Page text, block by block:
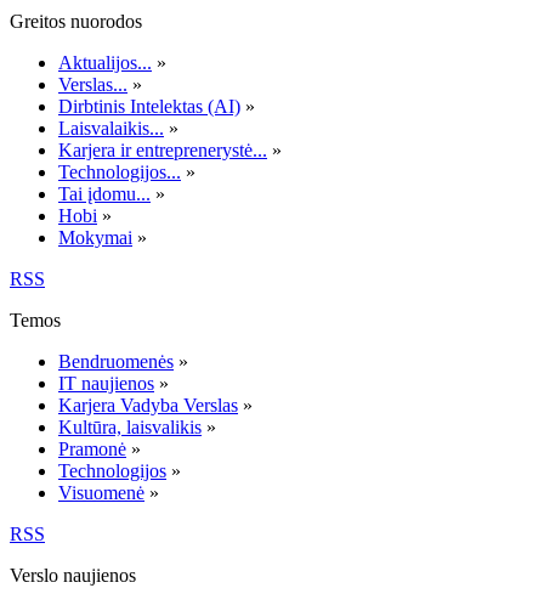
Greitos nuorodos
Aktualijos... »
Verslas... »
Dirbtinis Intelektas (AI) »
Laisvalaikis... »
Karjera ir entreprenerystė... »
Technologijos... »
Tai įdomu... »
Hobi »
Mokymai »
RSS
Temos
Bendruomenės »
IT naujienos »
Karjera Vadyba Verslas »
Kultūra, laisvalikis »
Pramonė »
Technologijos »
Visuomenė »
RSS
Verslo naujienos